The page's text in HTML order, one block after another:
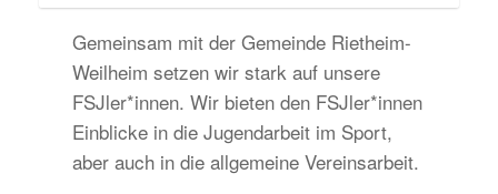
Gemeinsam mit der Gemeinde Rietheim-
Weilheim setzen wir stark auf unsere
FSJler*innen. Wir bieten den FSJler*innen
Einblicke in die Jugendarbeit im Sport,
aber auch in die allgemeine Vereinsarbeit.